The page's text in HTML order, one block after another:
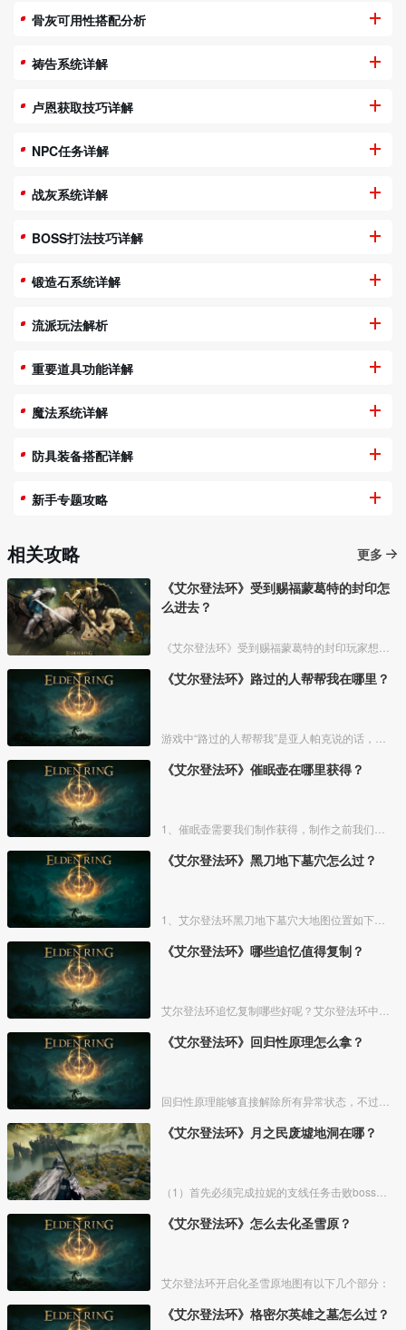
骨灰可用性搭配分析
祷告系统详解
卢恩获取技巧详解
NPC任务详解
战灰系统详解
BOSS打法技巧详解
锻造石系统详解
流派玩法解析
重要道具功能详解
魔法系统详解
防具装备搭配详解
新手专题攻略
相关攻略
更多
《艾尔登法环》受到赐福蒙葛特的封印怎
么进去？
《艾尔登法环》路过的人帮帮我在哪里？
《艾尔登法环》催眠壶在哪里获得？
《艾尔登法环》黑刀地下墓穴怎么过？
《艾尔登法环》哪些追忆值得复制？
《艾尔登法环》回归性原理怎么拿？
《艾尔登法环》月之民废墟地洞在哪？
《艾尔登法环》怎么去化圣雪原？
艾尔登法环开启化圣雪原地图有以下几个部分：
《艾尔登法环》格密尔英雄之墓怎么过？